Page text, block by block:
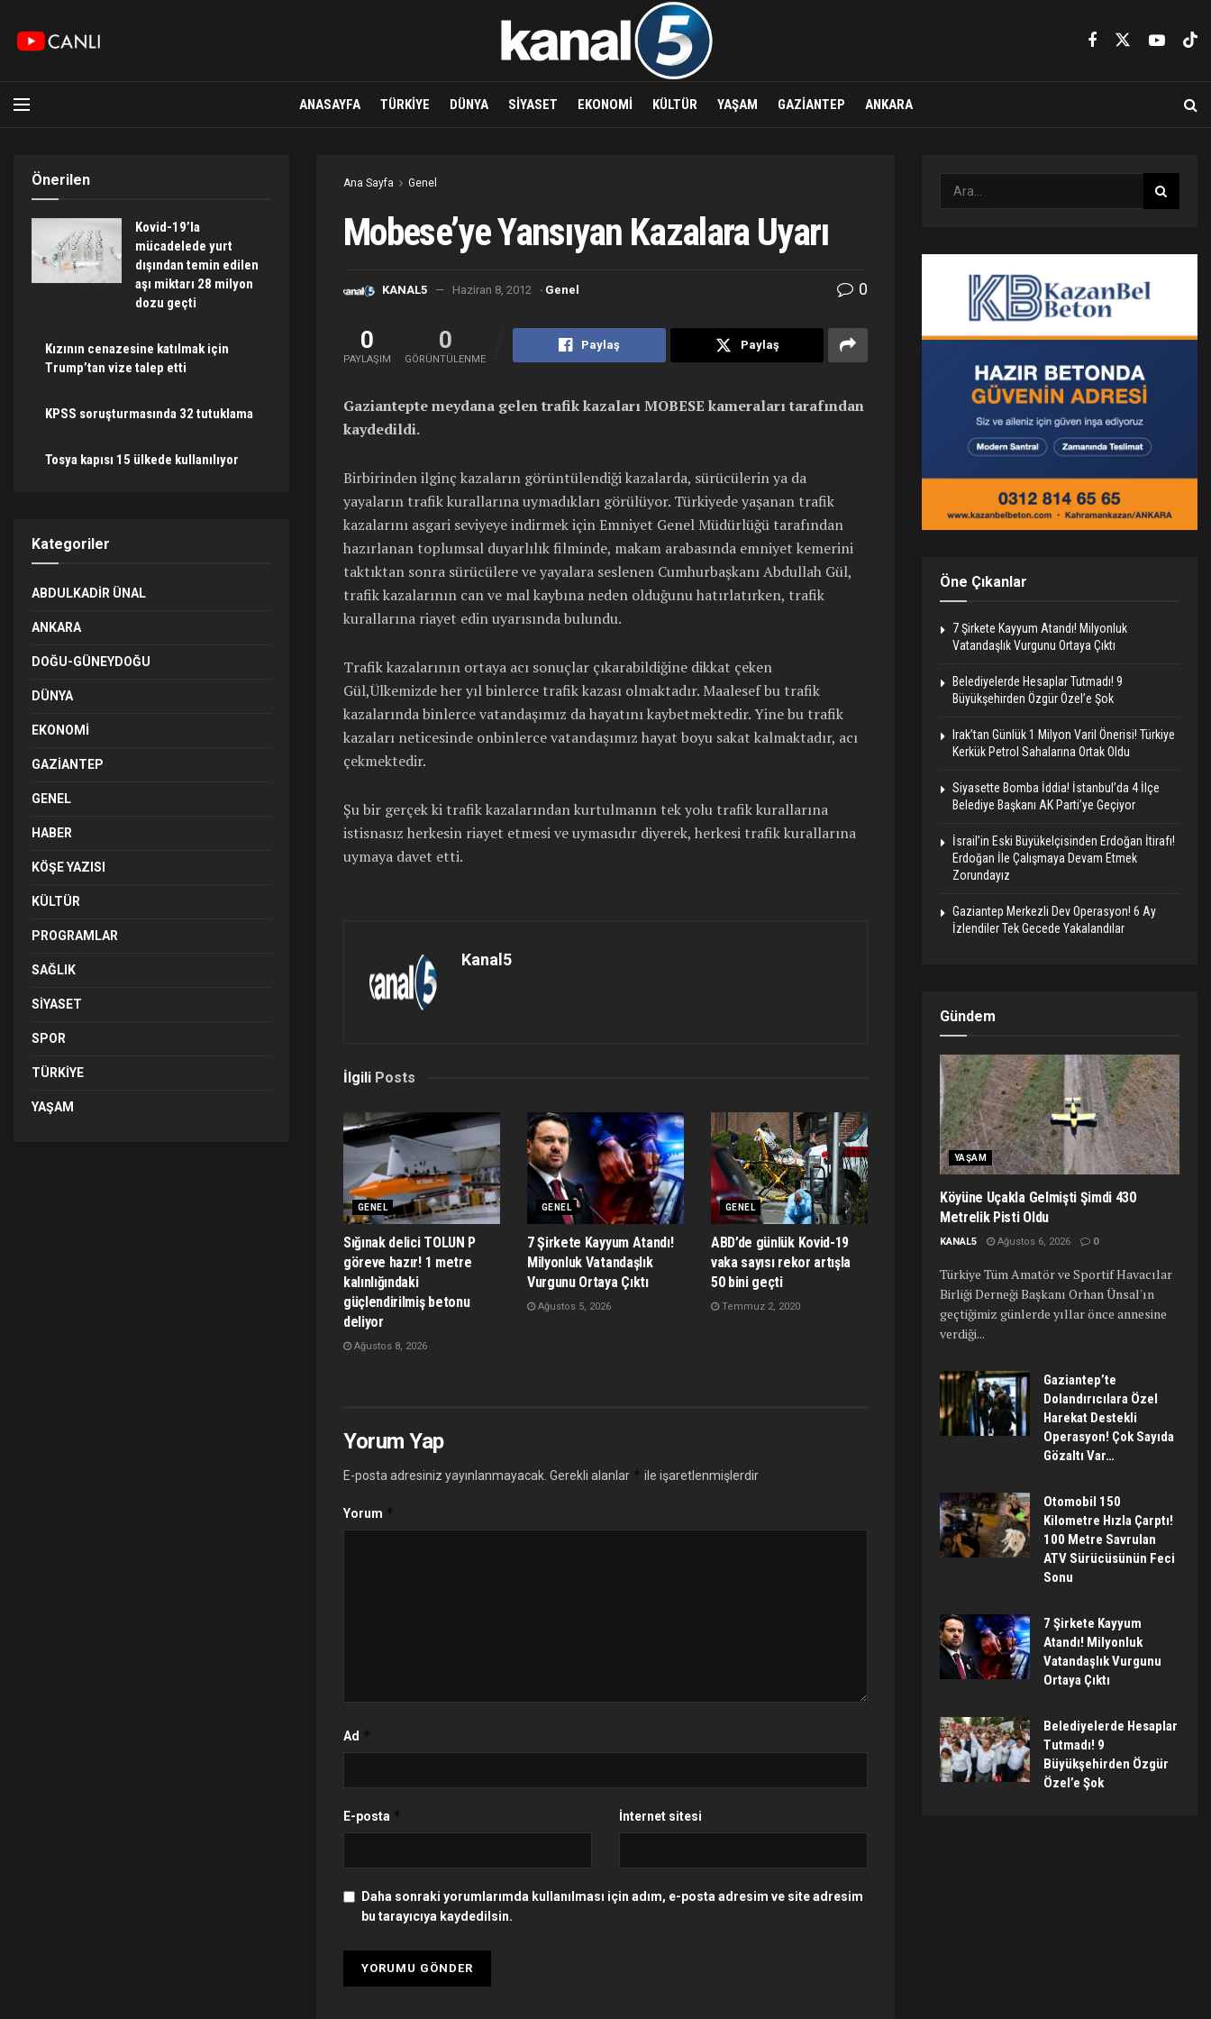
ANASAYFA TÜRKIYE DÜNYA SIYASET EKONOMI KÜLTÜR YAŞAM GAZIANTEP ANKARA
Ana Sayfa Genel
Mobese’ye Yansıyan Kazalara Uyarı
KANAL5 Haziran 8, 2012 · Genel 0
0
PAYLAŞIM
0
GÖRÜNTÜLENME
Paylaş Paylaş
Gaziantepte meydana gelen trafik kazaları MOBESE kameraları tarafından
kaydedildi.
Birbirinden ilginç kazaların görüntülendiği kazalarda, sürücülerin ya da
yayaların trafik kurallarına uymadıkları görülüyor. Türkiyede yaşanan trafik
kazalarını asgari seviyeye indirmek için Emniyet Genel Müdürlüğü tarafından
hazırlanan toplumsal duyarlılık filminde, makam arabasında emniyet kemerini
taktıktan sonra sürücülere ve yayalara seslenen Cumhurbaşkanı Abdullah Gül,
trafik kazalarının can ve mal kaybına neden olduğunu hatırlatırken, trafik
kurallarına riayet edin uyarısında bulundu.
Trafik kazalarının ortaya acı sonuçlar çıkarabildiğine dikkat çeken
Gül,Ülkemizde her yıl binlerce trafik kazası olmaktadır. Maalesef bu trafik
kazalarında binlerce vatandaşımız da hayatını kaybetmektedir. Yine bu trafik
kazaları neticesinde onbinlerce vatandaşımız hayat boyu sakat kalmaktadır, acı
çekmektedir.
Şu bir gerçek ki trafik kazalarından kurtulmanın tek yolu trafik kurallarına
istisnasız herkesin riayet etmesi ve uymasıdır diyerek, herkesi trafik kurallarına
uymaya davet etti.
Kanal5
İlgili Posts
GENEL
Sığınak delici TOLUN P
göreve hazır! 1 metre
kalınlığındaki
güçlendirilmiş betonu
deliyor
Ağustos 8, 2026
GENEL
7 Şirkete Kayyum Atandı!
Milyonluk Vatandaşlık
Vurgunu Ortaya Çıktı
Ağustos 5, 2026
GENEL
ABD’de günlük Kovid-19
vaka sayısı rekor artışla
50 bini geçti
Temmuz 2, 2020
Yorum Yap
E-posta adresiniz yayınlanmayacak. Gerekli alanlar * ile işaretlenmişlerdir
Yorum *
Ad *
E-posta * İnternet sitesi
Daha sonraki yorumlarımda kullanılması için adım, e-posta adresim ve site adresim
bu tarayıcıya kaydedilsin.
Önerilen
Kovid-19’la
mücadelede yurt
dışından temin edilen
aşı miktarı 28 milyon
dozu geçti
Kızının cenazesine katılmak için
Trump’tan vize talep etti
KPSS soruşturmasında 32 tutuklama
Tosya kapısı 15 ülkede kullanılıyor
Kategoriler
ABDULKADIR ÜNAL
ANKARA
DOĞU-GÜNEYDOĞU
DÜNYA
EKONOMI
GAZIANTEP
GENEL
HABER
KÖŞE YAZISI
KÜLTÜR
PROGRAMLAR
SAĞLIK
SIYASET
SPOR
TÜRKIYE
YAŞAM
Öne Çıkanlar
7 Şirkete Kayyum Atandı! Milyonluk
Vatandaşlık Vurgunu Ortaya Çıktı
Belediyelerde Hesaplar Tutmadı! 9
Büyükşehirden Özgür Özel’e Şok
Irak’tan Günlük 1 Milyon Varil Önerisi! Türkiye
Kerkük Petrol Sahalarına Ortak Oldu
Siyasette Bomba İddia! İstanbul’da 4 İlçe
Belediye Başkanı AK Parti’ye Geçiyor
İsrail’in Eski Büyükelçisinden Erdoğan İtirafı!
Erdoğan İle Çalışmaya Devam Etmek
Zorundayız
Gaziantep Merkezli Dev Operasyon! 6 Ay
İzlendiler Tek Gecede Yakalandılar
Gündem
YAŞAM
Köyüne Uçakla Gelmişti Şimdi 430
Metrelik Pisti Oldu
KANAL5 Ağustos 6, 2026 0
Türkiye Tüm Amatör ve Sportif Havacılar
Birliği Derneği Başkanı Orhan Ünsal'ın
geçtiğimiz günlerde yıllar önce annesine
verdiği...
Gaziantep’te
Dolandırıcılara Özel
Harekat Destekli
Operasyon! Çok Sayıda
Gözaltı Var…
Otomobil 150
Kilometre Hızla Çarptı!
100 Metre Savrulan
ATV Sürücüsünün Feci
Sonu
7 Şirkete Kayyum
Atandı! Milyonluk
Vatandaşlık Vurgunu
Ortaya Çıktı
Belediyelerde Hesaplar
Tutmadı! 9
Büyükşehirden Özgür
Özel’e Şok